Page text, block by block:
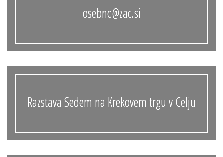
osebno@zac.si
Razstava Sedem na Krekovem trgu v Celju